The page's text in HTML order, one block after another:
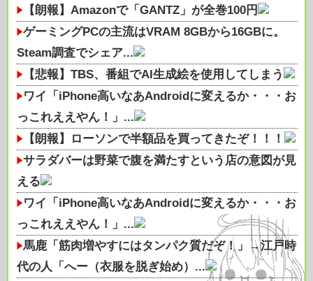
【朗報】Amazonで「GANTZ」が全巻100円
ゲーミングPCの主流はVRAM 8GBから16GBに。
Steam調査でシェア...
【悲報】TBS、番組でAI生成絵を使用してしまう
ワイ「iPhone高いなあAndroidに変えるか・・・お
っこれええやん！」...
【朗報】ローソンで半額品を買ってきたぞ！！！
サラダバーは野菜で腹を満たすという店の意図が見
える
ワイ「iPhone高いなあAndroidに変えるか・・・お
っこれええやん！」...
馬鹿「筋肉増やすにはタンパク質だぞ！」→江戸時
代の人「へー（衣服を脱ぎ始め）...